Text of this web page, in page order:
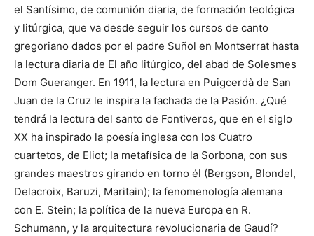
el Santísimo, de comunión diaria, de formación teológica
y litúrgica, que va desde seguir los cursos de canto
gregoriano dados por el padre Suñol en Montserrat hasta
la lectura diaria de El año litúrgico, del abad de Solesmes
Dom Gueranger. En 1911, la lectura en Puigcerdà de San
Juan de la Cruz le inspira la fachada de la Pasión. ¿Qué
tendrá la lectura del santo de Fontiveros, que en el siglo
XX ha inspirado la poesía inglesa con los Cuatro
cuartetos, de Eliot; la metafísica de la Sorbona, con sus
grandes maestros girando en torno él (Bergson, Blondel,
Delacroix, Baruzi, Maritain); la fenomenología alemana
con E. Stein; la política de la nueva Europa en R.
Schumann, y la arquitectura revolucionaria de Gaudí?